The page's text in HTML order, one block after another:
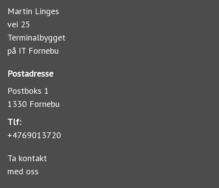
Martin Linges
vei 25
Terminalbygget
på IT Fornebu
Postadresse
Postboks 1
1330 Fornebu
Tlf:
+4769013720
Ta kontakt
med oss